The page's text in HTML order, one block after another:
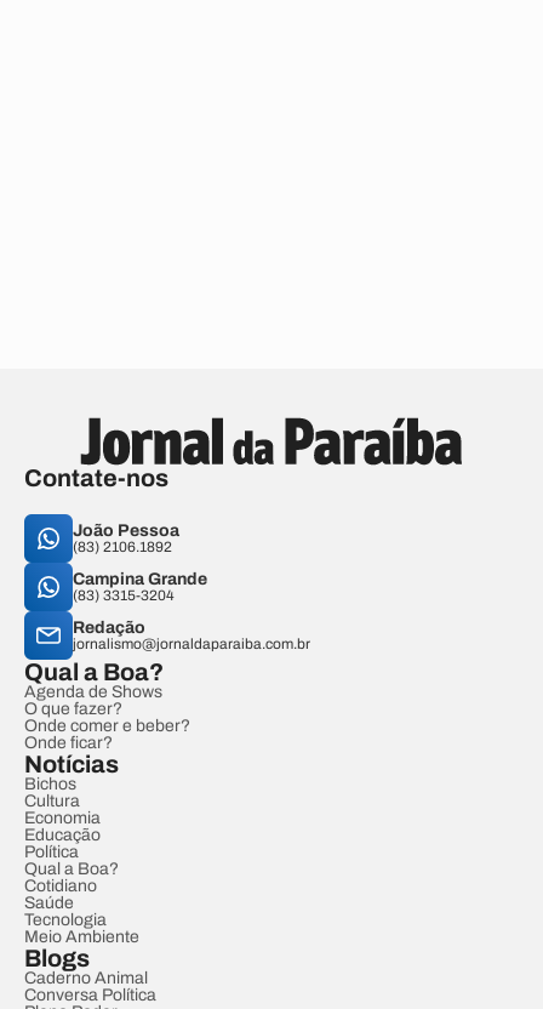
Contate-nos
João Pessoa
(83) 2106.1892
Campina Grande
(83) 3315-3204
Redação
jornalismo@jornaldaparaiba.com.br
Qual a Boa?
Agenda de Shows
O que fazer?
Onde comer e beber?
Onde ficar?
Notícias
Bichos
Cultura
Economia
Educação
Política
Qual a Boa?
Cotidiano
Saúde
Tecnologia
Meio Ambiente
Blogs
Caderno Animal
Conversa Política